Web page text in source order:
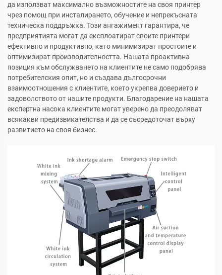
да използват максимално възможностите на своя принтер
чрез помощ при инсталирането, обучение и непрекъсната
техническа поддръжка. Този ангажимент гарантира, че
предприятията могат да експлоатират своите принтери
ефективно и продуктивно, като минимизират простоите и
оптимизират производителността. Нашата проактивна
позиция към обслужването на клиентите не само подобрява
потребителския опит, но и създава дългосрочни
взаимоотношения с клиентите, което укрепва доверието и
задоволството от нашите продукти. Благодарение на нашата
експертна насока клиентите могат уверено да преодоляват
всякакви предизвикателства и да се съсредоточат върху
развитието на своя бизнес.